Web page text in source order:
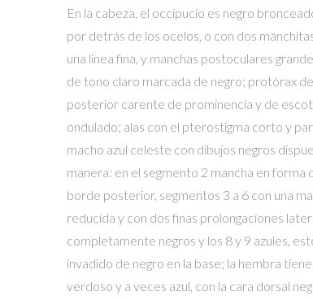
En la cabeza, el occipucio es negro
por detrás de los ocelos, o con dos
una línea fina, y manchas postoculares
de tono claro marcada de negro; protórax
posterior carente de prominencia y de
ondulado; alas con el pterostigma corto y
macho azul celeste con dibujos negros
manera: en el segmento 2 mancha en forma
borde posterior, segmentos 3 a 6 con una
reducida y con dos finas prolongaciones
completamente negros y los 8 y 9 azules,
invadido de negro en la base; la hembra
verdoso y a veces azul, con la cara dorsal